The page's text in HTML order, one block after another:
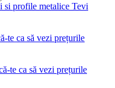
si profile metalice Tevi
te ca să vezi prețurile
te ca să vezi prețurile